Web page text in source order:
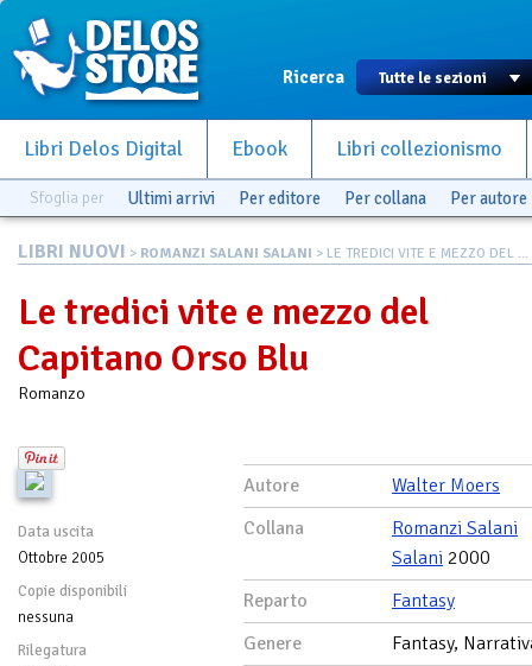
Ricerca
Libri Delos Digital Ebook Libri collezionismo
Sfoglia per Ultimi arrivi Per editore Per collana Per autore
LIBRI NUOVI > ROMANZI SALANI SALANI > LE TREDICI VITE E MEZZO DEL ...
Le tredici vite e mezzo del
Capitano Orso Blu
Romanzo
Data uscita
Ottobre 2005
Copie disponibili
nessuna
Rilegatura
Autore
Walter Moers
Collana
Romanzi Salani
Salani 2000
Reparto
Fantasy
Genere
Fantasy,